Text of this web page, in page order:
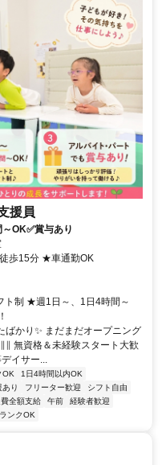
援員
OK✅賞与あり
歩15分 ★車通勤OK
ト制 ★週1日～、1日4時間～
ばかり✨ まだまだオープニング
無資格＆未経験スタート大歓
イサー...
OK
1日4時間以内OK
あり フリーター歓迎
シフト自由
全額支給 午前
経験者歓迎
ンクOK